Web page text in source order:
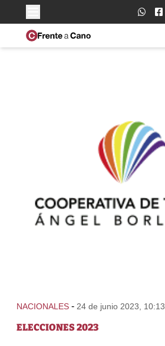
NACIONALES - 24 de junio 2023, 10:13
ELECCIONES 2023